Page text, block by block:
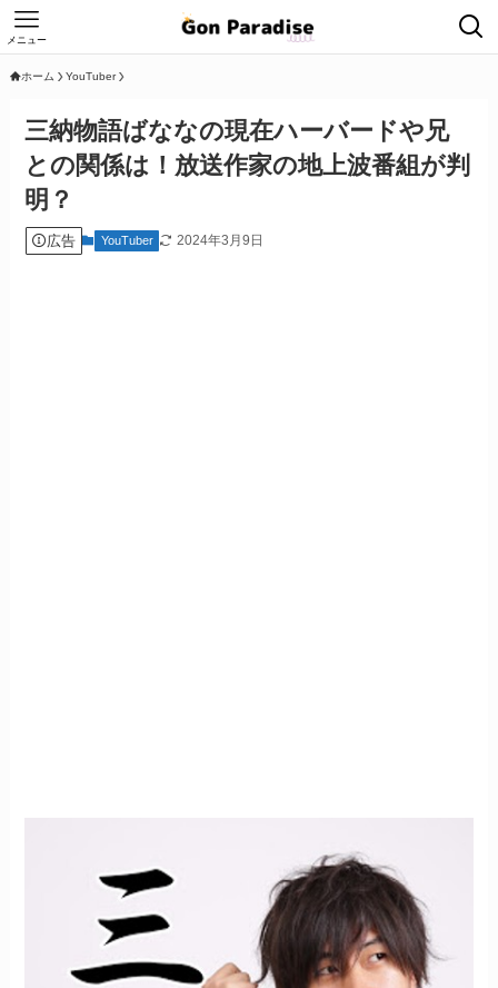
メニュー
ホーム YouTuber
三納物語ばななの現在ハーバードや兄
との関係は！放送作家の地上波番組が判
明？
広告 YouTuber 2024年3月9日